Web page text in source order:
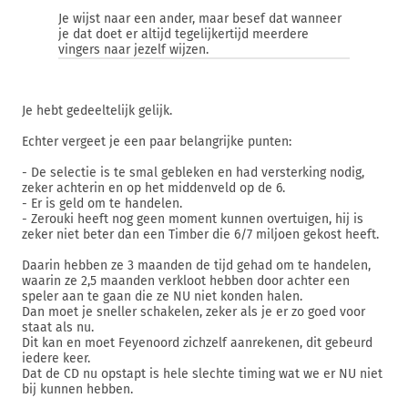
Je wijst naar een ander, maar besef dat wanneer
je dat doet er altijd tegelijkertijd meerdere
vingers naar jezelf wijzen.
Je hebt gedeeltelijk gelijk.
Echter vergeet je een paar belangrijke punten:
- De selectie is te smal gebleken en had versterking nodig,
zeker achterin en op het middenveld op de 6.
- Er is geld om te handelen.
- Zerouki heeft nog geen moment kunnen overtuigen, hij is
zeker niet beter dan een Timber die 6/7 miljoen gekost heeft.
Daarin hebben ze 3 maanden de tijd gehad om te handelen,
waarin ze 2,5 maanden verkloot hebben door achter een
speler aan te gaan die ze NU niet konden halen.
Dan moet je sneller schakelen, zeker als je er zo goed voor
staat als nu.
Dit kan en moet Feyenoord zichzelf aanrekenen, dit gebeurd
iedere keer.
Dat de CD nu opstapt is hele slechte timing wat we er NU niet
bij kunnen hebben.